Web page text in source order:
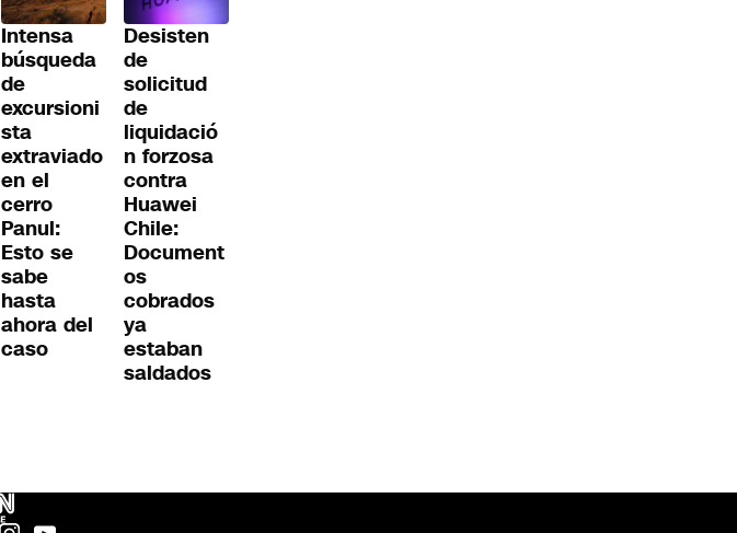
Intensa
búsqueda
de
excursioni
sta
extraviado
en el
cerro
Panul:
Esto se
sabe
hasta
ahora del
caso
Desisten
de
solicitud
de
liquidació
n forzosa
contra
Huawei
Chile:
Document
os
cobrados
ya
estaban
saldados